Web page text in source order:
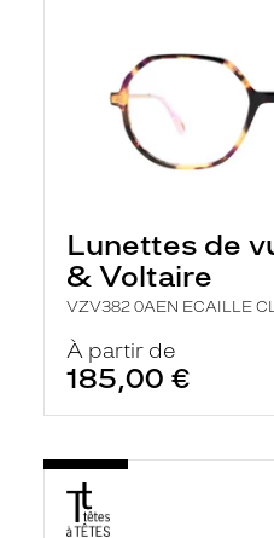
Lunettes de
& Voltaire
VZV382 0AEN ECAILLE
À partir de
185,00 €